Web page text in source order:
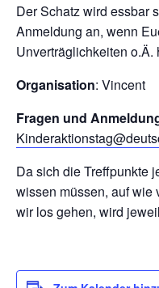
Der Schatz wird essbar
Anmeldung an, wenn
Unverträglichkeiten o.Ä.
Organisation: Vincent
Fragen und
Da sich die Treffpunkte
wissen müssen, auf wie
wir los gehen, wird